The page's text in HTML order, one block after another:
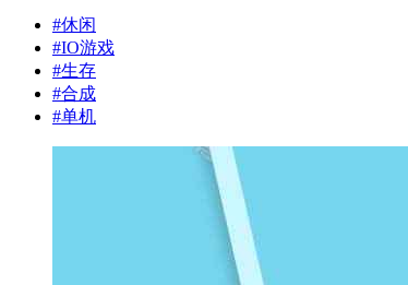
#休闲
#IO游戏
#生存
#合成
#单机